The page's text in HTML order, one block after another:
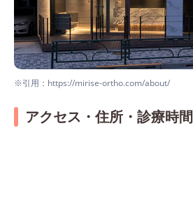
※引用：https://mirise-ortho.com/about/
アクセス・住所・診療時間